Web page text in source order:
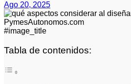
Ago 20, 2025
#image_title
Tabla de contenidos: